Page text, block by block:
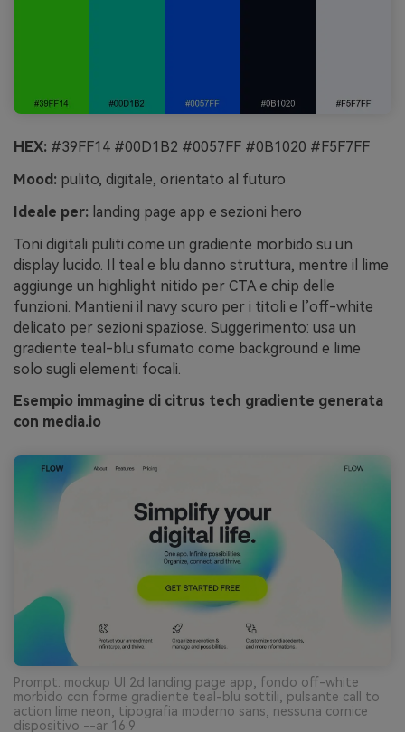
HEX: #39FF14 #00D1B2 #0057FF #0B1020 #F5F7FF
Mood: pulito, digitale, orientato al futuro
Ideale per: landing page app e sezioni hero
Toni digitali puliti come un gradiente morbido su un
display lucido. Il teal e blu danno struttura, mentre il lime
aggiunge un highlight nitido per CTA e chip delle
funzioni. Mantieni il navy scuro per i titoli e l’off-white
delicato per sezioni spaziose. Suggerimento: usa un
gradiente teal-blu sfumato come background e lime
solo sugli elementi focali.
Esempio immagine di citrus tech gradiente generata
con media.io
Prompt: mockup UI 2d landing page app, fondo off-white
morbido con forme gradiente teal-blu sottili, pulsante call to
action lime neon, tipografia moderno sans, nessuna cornice
dispositivo --ar 16:9